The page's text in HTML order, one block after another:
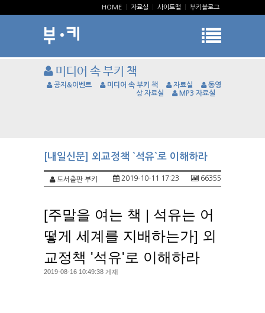
HOME 자료실 사이트맵 부키블로그
미디어 속 부키 책
공지&이벤트 미디어 속 부키 책 자료실
동영
상 자료실
MP3 자료실
[내일신문] 외교정책 `석유`로 이해하라
도서출판 부키 66355
2019-10-11 17:23
[주말을 여는 책 | 석유는 어
떻게 세계를 지배하는가] 외
교정책 '석유'로 이해하라
2019-08-16 10:49:38 게재